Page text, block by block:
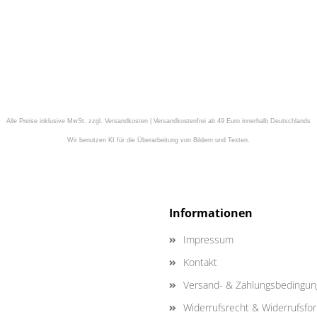
Alle Preise inklusive MwSt. zzgl. Versandkosten | Versandkostenfrei ab 49 Euro innerhalb Deutschlands
Wir benutzen KI für die Überarbeitung von Bildern und Texten.
Informationen
Impressum
Kontakt
Versand- &
Widerrufsrecht &